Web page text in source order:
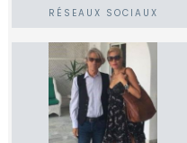
RÉSEAUX SOCIAUX